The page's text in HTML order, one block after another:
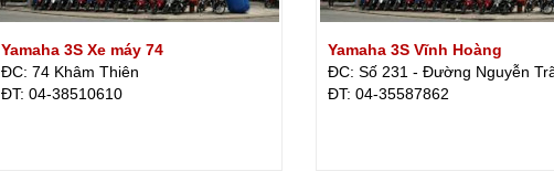
Yamaha 3S Xe máy 74
ĐC: 74 Khâm Thiên
ÐT: 04-38510610
Yamaha 3S Vĩnh Hoàng
ĐC: Số 231 - Đường Nguyễn
ÐT: 04-35587862